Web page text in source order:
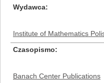
Wydawca
Institute of Mathematics
Czasopismo
Banach Center Publications